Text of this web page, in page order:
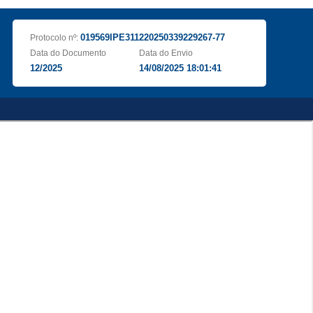
Protocolo nº: 019569IPE311220250339229267-77
Data do Documento
12/2025
Data do Envio
14/08/2025 18:01:41